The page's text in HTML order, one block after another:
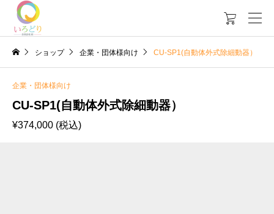

ショップ 企業・団体様向け CU-SP1(自動体外式除細動器）
企業・団体様向け
CU-SP1(自動体外式除細動器）
¥374,000 (税込)